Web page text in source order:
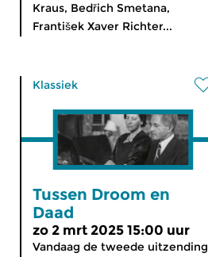
Kraus, Bedřich Smetana,
František Xaver Richter...
Klassiek
Tussen Droom en
Daad
zo 2 mrt 2025 15:00 uur
Vandaag de tweede uitzending